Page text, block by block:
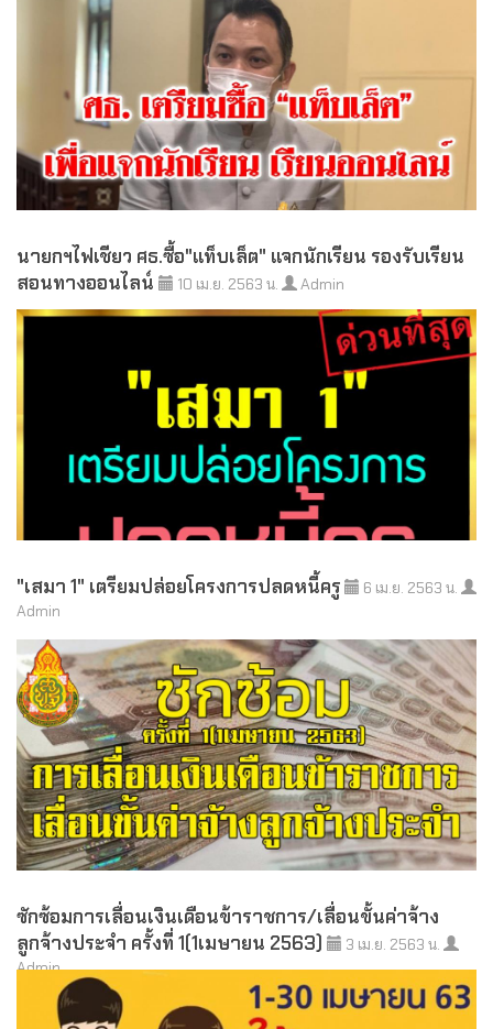
นายกฯไฟเชียว ศธ.ซื้อ"แท็บเล็ต" แจกนักเรียน รองรับเรียน
สอนทางออนไลน์
10 เม.ย. 2563 น. Admin
"เสมา 1" เตรียมปล่อยโครงการปลดหนี้ครู
6 เม.ย. 2563 น.
Admin
ซักซ้อมการเลื่อนเงินเดือนข้าราชการ/เลื่อนขั้นค่าจ้าง
ลูกจ้างประจำ ครั้งที่ 1(1เมษายน 2563)
3 เม.ย. 2563 น.
Admin